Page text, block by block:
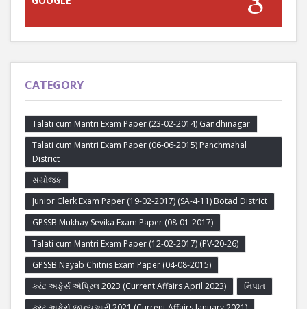
CATEGORY
Talati cum Mantri Exam Paper (23-02-2014) Gandhinagar
Talati cum Mantri Exam Paper (06-06-2015) Panchmahal
District
સંયોજક
Junior Clerk Exam Paper (19-02-2017) (SA-4-11) Botad District
GPSSB Mukhay Sevika Exam Paper (08-01-2017)
Talati cum Mantri Exam Paper (12-02-2017) (PV-20-26)
GPSSB Nayab Chitnis Exam Paper (04-08-2015)
કરંટ અફેર્સ એપ્રિલ 2023 (Current Affairs April 2023)
નિપાત